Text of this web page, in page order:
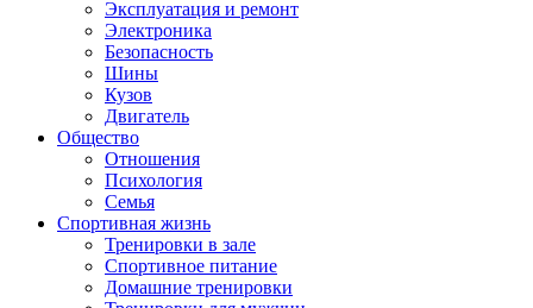
Эксплуатация и ремонт
Электроника
Безопасность
Шины
Кузов
Двигатель
Общество
Отношения
Психология
Семья
Спортивная жизнь
Тренировки в зале
Спортивное питание
Домашние тренировки